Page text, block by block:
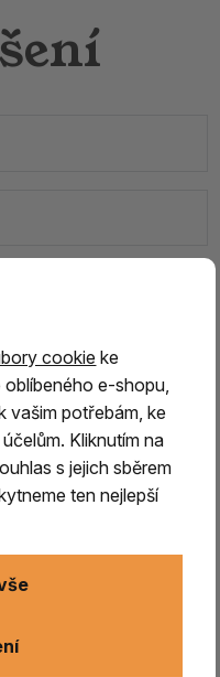
se
e-mail
akce a speciální
kdykoliv zrušit.
cookie ke
e-shopu,
vašim potřebám, ke
Kliknutím na
s jejich sběrem
ten nejlepší